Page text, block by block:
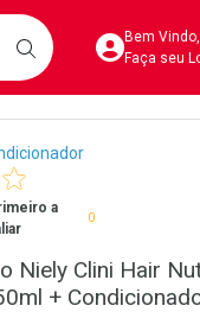
BUSCAR
Bem Vindo,
Faça seu
a
0
Niely Clini Hair
+